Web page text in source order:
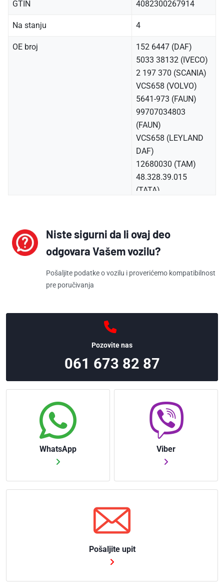
GTIN 4082300267914
Na stanju 4
OE broj
152 6447 (DAF)
5033 38132 (IVECO)
2 197 370 (SCANIA)
VCS658 (VOLVO)
5641-973 (FAUN)
99707034803
(FAUN)
VCS658 (LEYLAND
DAF)
12680030 (TAM)
48.328.39.015
(TATA)
F693278 (JOHN
DEERE)
2AF-06-11950
(KOMATSU)
(YOUNGMAN))
DENNIS)
Niste sigurni da li ovaj deo
odgovara Vašem vozilu?
Pošaljite podatke o vozilu i proverićemo kompatibilnost
pre poručivanja
Pozovite nas
061 673 82 87
WhatsApp Viber
Pošaljite upit